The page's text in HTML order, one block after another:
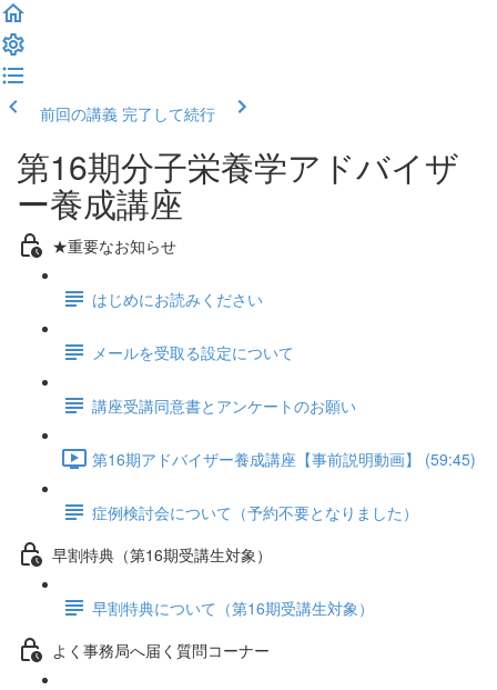
前回の講義 完了して続行
第16期分子栄養学アドバイザ
ー養成講座
★重要なお知らせ
はじめにお読みください
メールを受取る設定について
講座受講同意書とアンケートのお願い
第16期アドバイザー養成講座【事前説明動画】 (59:45)
症例検討会について（予約不要となりました）
早割特典（第16期受講生対象）
早割特典について（第16期受講生対象）
よく事務局へ届く質問コーナー